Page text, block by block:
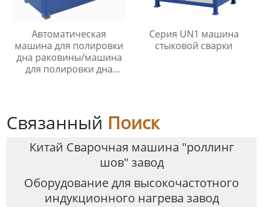
Автоматическая
машина для полировки
дна раковины/машина
для полировки дна
Серия UN1 машина
стыковой сварки
Связанный Поиск
Китай Сварочная машина "роллинг
шов" завод
Оборудование для высокочастотного
индукционного нагрева завод